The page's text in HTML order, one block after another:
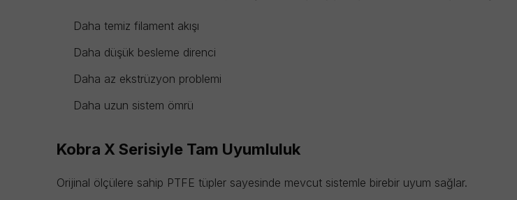
Daha temiz filament akışı
Daha düşük besleme direnci
Daha az ekstrüzyon problemi
Daha uzun sistem ömrü
Kobra X Serisiyle Tam Uyumluluk
Orijinal ölçülere sahip PTFE tüpler sayesinde mevcut sistemle birebir uyum sağlar.